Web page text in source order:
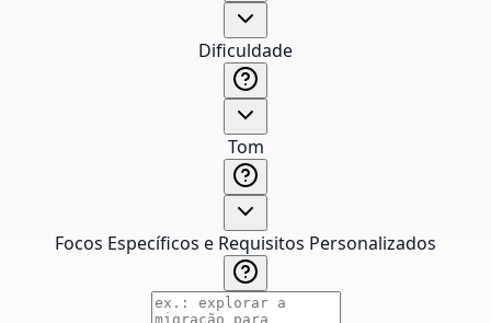
Dificuldade
Tom
Focos Específicos e Requisitos Personalizados